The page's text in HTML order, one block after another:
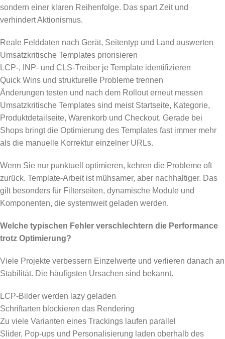
sondern einer klaren Reihenfolge. Das spart Zeit und
verhindert Aktionismus.
Reale Felddaten nach Gerät, Seitentyp und Land auswerten
Umsatzkritische Templates priorisieren
LCP-, INP- und CLS-Treiber je Template identifizieren
Quick Wins und strukturelle Probleme trennen
Änderungen testen und nach dem Rollout erneut messen
Umsatzkritische Templates sind meist Startseite, Kategorie,
Produktdetailseite, Warenkorb und Checkout. Gerade bei
Shops bringt die Optimierung des Templates fast immer mehr
als die manuelle Korrektur einzelner URLs.
Wenn Sie nur punktuell optimieren, kehren die Probleme oft
zurück. Template-Arbeit ist mühsamer, aber nachhaltiger. Das
gilt besonders für Filterseiten, dynamische Module und
Komponenten, die systemweit geladen werden.
Welche typischen Fehler verschlechtern die Performance
trotz Optimierung?
Viele Projekte verbessern Einzelwerte und verlieren danach an
Stabilität. Die häufigsten Ursachen sind bekannt.
LCP-Bilder werden lazy geladen
Schriftarten blockieren das Rendering
Zu viele Varianten eines Trackings laufen parallel
Slider, Pop-ups und Personalisierung laden oberhalb des